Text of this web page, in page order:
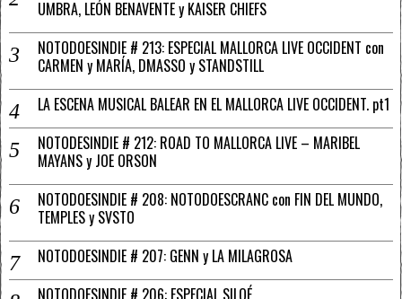
UMBRA, LEÓN BENAVENTE y KAISER CHIEFS
NOTODOESINDIE # 213: ESPECIAL MALLORCA LIVE OCCIDENT con
CARMEN y MARÍA, DMASSO y STANDSTILL
LA ESCENA MUSICAL BALEAR EN EL MALLORCA LIVE OCCIDENT. pt1
NOTODESINDIE # 212: ROAD TO MALLORCA LIVE – MARIBEL
MAYANS y JOE ORSON
NOTODOESINDIE # 208: NOTODOESCRANC con FIN DEL MUNDO,
TEMPLES y SVSTO
NOTODOESINDIE # 207: GENN y LA MILAGROSA
NOTODOESINDIE # 206: ESPECIAL SILOÉ